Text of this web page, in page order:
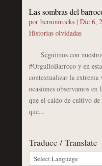
Las sombras del
por berninirocks| Dic 6,
Historias olvidadas
Seguimos con
#OrgulloBarroco y en
contextualizar la extrema
ocasiones observamos en
que el caldo de cultivo
que...
Traduce / Translate